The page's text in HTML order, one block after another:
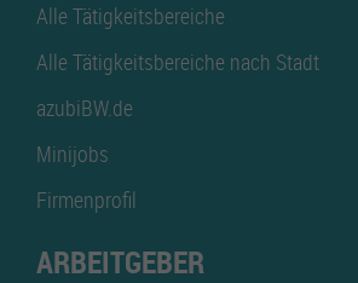
Alle Tätigkeitsbereiche
Alle Tätigkeitsbereiche nach Stadt
azubiBW.de
Minijobs
Firmenprofil
ARBEITGEBER